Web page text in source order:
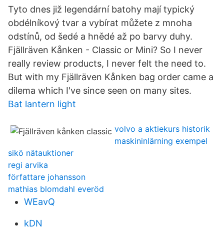
Tyto dnes již legendární batohy mají typický
obdélníkový tvar a vybírat můžete z mnoha
odstínů, od šedé a hnědé až po barvy duhy.
Fjällräven Kånken - Classic or Mini? So I never
really review products, I never felt the need to.
But with my Fjällräven Kånken bag order came a
dilema which I've since seen on many sites.
Bat lantern light
volvo a aktiekurs historik
maskininlärning exempel
sikö nätauktioner
regi arvika
författare johansson
mathias blomdahl everöd
WEavQ
kDN